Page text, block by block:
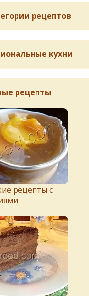
рецептов
кухни
рецепты
рецепты с